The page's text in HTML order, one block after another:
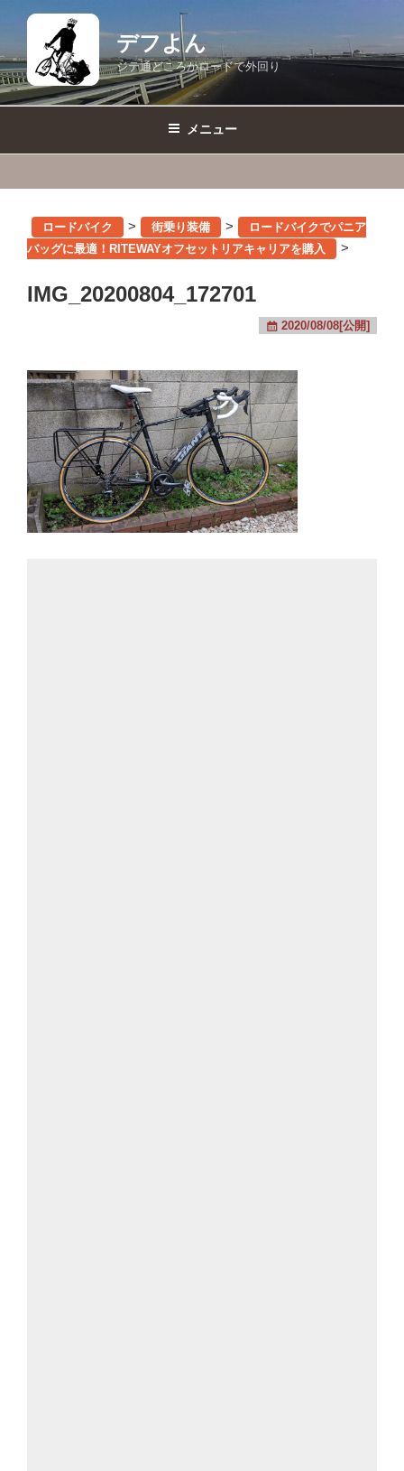
テ
ン
ツ
デフよん
ジテ通どころかロードで外回り
メニュー
ロードバイク > 街乗り装備 >
ロードバイクでパニア
バッグに最適！RITEWAYオフセットリアキャリアを購入
>
IMG_20200804_172701
2020/08/08[公開]